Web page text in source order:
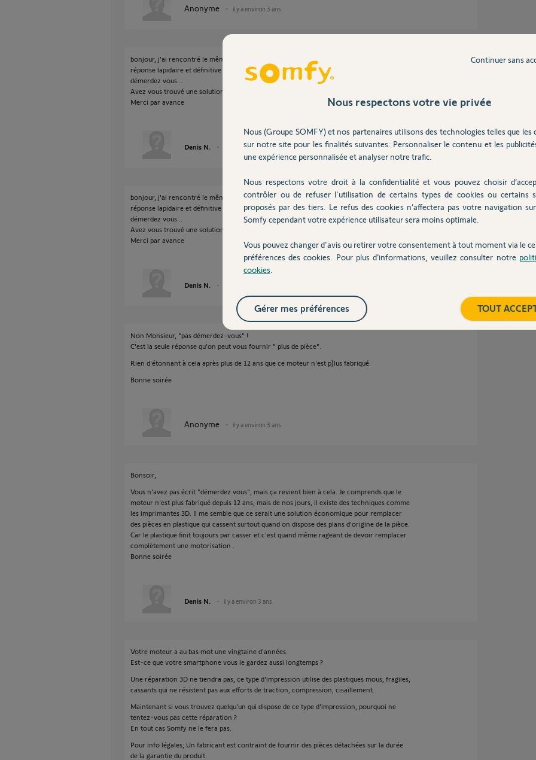
Anonyme il y a environ 3 ans
bonjour, j'ai rencontré le même problème que vous et je reçoi s logiquement la même
réponse lapidaire et définitive "plus aucune pièce n'est disponible pour ce moteur". Bref,
démerdez vous...
Avez vous trouvé une solution ?
Merci par avance
Denis N. il y a environ 3 ans
bonjour, j'ai rencontré le même problème que vous et je reçoi s logiquement la même
réponse lapidaire et définitive "plus aucune pièce n'est disponible pour ce moteur". Bref,
démerdez vous...
Avez vous trouvé une solution ?
Merci par avance
Denis N.
Non Monsieur, "pas démerdez-vous" !
C'est la seule réponse qu'on peut vous fournir " plus de pièce".
Rien d'étonnant à cela après plus de 12 ans que ce moteur n'est p)lus fabriqué.
Bonne soirée
Anonyme il y a environ 3 ans
Bonsoir,
Vous n'avez pas écrit "démerdez vous", mais ça revient bien à cela. Je comprends que le
moteur n'est plus fabriqué depuis 12 ans, mais de nos jours, il existe des techniques comme
les imprimantes 3D. Il me semble que ce serait une solution économique pour remplacer
des pièces en plastique qui cassent surtout quand on dispose des plans d'origine de la pièce.
Car le plastique finit toujours par casser et c'est quand même rageant de devoir remplacer
complètement une motorisation .
Bonne soirée
Denis N. il y a environ 3 ans
Votre moteur a au bas mot une vingtaine d'années.
Est-ce que votre smartphone vous le gardez aussi longtemps ?
Une réparation 3D ne tiendra pas, ce type d'impression utilise des plastiques mous, fragiles,
cassants qui ne résistent pas aux efforts de traction, compression, cisaillement.
Maintenant si vous trouvez quelqu'un qui dispose de ce type d'impression, pourquoi ne
tentez-vous pas cette réparation ?
En tout cas Somfy ne le fera pas.
Pour info légales; Un fabricant est contraint de fournir des pièces détachées sur la durée
de la garantie du produit.
Nous respectons votre vie privée
Nous (Groupe SOMFY) et nos partenaires utilisons des technologies telles que les
sur notre site pour les finalités suivantes: Personnaliser le contenu et les
une expérience personnalisée et analyser notre trafic.
Nous respectons votre droit à la confidentialité et vous pouvez choisir
contrôler ou de refuser l'utilisation de certains types de cookies ou certains
proposés par des tiers. Le refus des cookies n’affectera pas votre navigation
Somfy cependant votre expérience utilisateur sera moins optimale.
Vous pouvez changer d'avis ou retirer votre consentement à tout moment via le
préférences des cookies. Pour plus d’informations, veuillez consulter notre
cookies
Continuer sans
TOUT
Gérer mes préférences